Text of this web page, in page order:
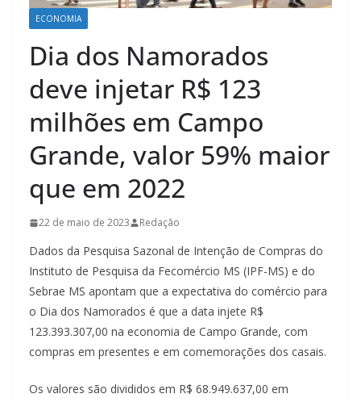
ECONOMIA
Dia dos Namorados
deve injetar R$ 123
milhões em Campo
Grande, valor 59% maior
que em 2022
22 de maio de 2023 Redação
Dados da Pesquisa Sazonal de Intenção de Compras do
Instituto de Pesquisa da Fecomércio MS (IPF-MS) e do
Sebrae MS apontam que a expectativa do comércio para
o Dia dos Namorados é que a data injete R$
123.393.307,00 na economia de Campo Grande, com
compras em presentes e em comemorações dos casais.
Os valores são divididos em R$ 68.949.637,00 em